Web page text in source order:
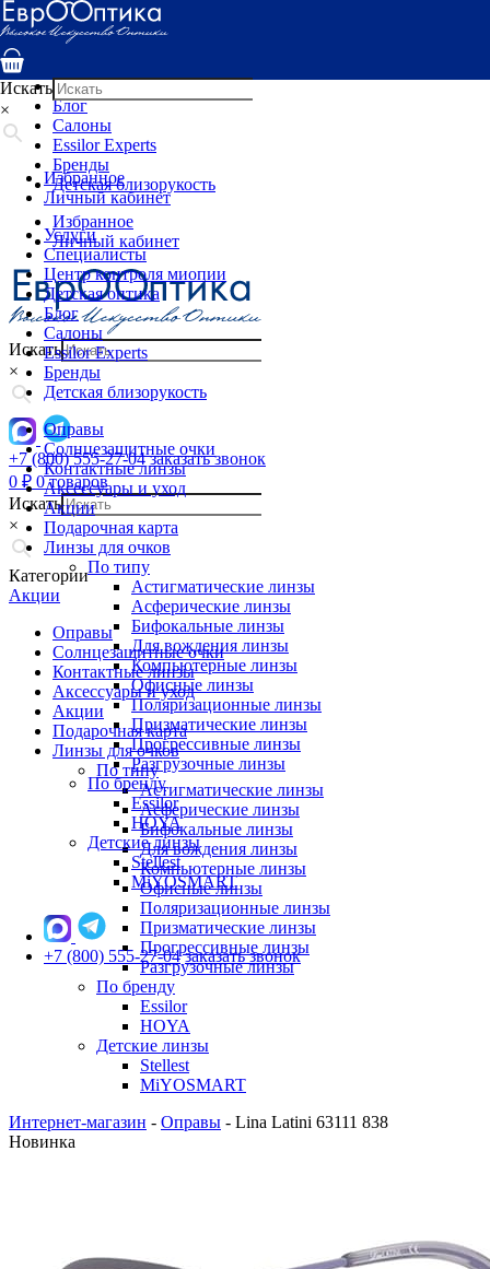
Услуги
Специалисты
Детская оптика
Блог
Салоны
Essilor Experts
Бренды
Детская близорукость
Избранное
Личный кабинет
Искать
×
+7 (800) 555-27-04 заказать звонок
0 ₽ 0 товаров
Искать
×
Категории
Акции
Оправы
Солнцезащитные очки
Контактные линзы
Аксессуары и уход
Акции
Подарочная карта
Линзы для очков
По типу
Астигматические линзы
Асферические линзы
Бифокальные линзы
Для вождения линзы
Компьютерные линзы
Офисные линзы
Поляризационные линзы
Призматические линзы
Прогрессивные линзы
Разгрузочные линзы
По бренду
Essilor
HOYA
Детские линзы
Stellest
MiYOSMART
Искать
×
Избранное
Личный кабинет
Услуги
Специалисты
Центр контроля миопии
Детская оптика
Блог
Салоны
Essilor Experts
Бренды
Детская близорукость
Оправы
Солнцезащитные очки
Контактные линзы
Аксессуары и уход
Акции
Подарочная карта
Линзы для очков
По типу
Астигматические линзы
Асферические линзы
Бифокальные линзы
Для вождения линзы
Компьютерные линзы
Офисные линзы
Поляризационные линзы
Призматические линзы
Прогрессивные линзы
Разгрузочные линзы
По бренду
Essilor
HOYA
Детские линзы
Stellest
MiYOSMART
+7 (800) 555-27-04 заказать звонок
Интернет-магазин - Оправы - Lina Latini 63111 838
Новинка